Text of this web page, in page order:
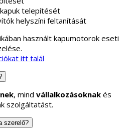
telepítését
helyszíni feltanítását
használt kapumotorok eseti
itt talál
, mind vállalkozásoknak és
szolgáltatást.
szerelő?